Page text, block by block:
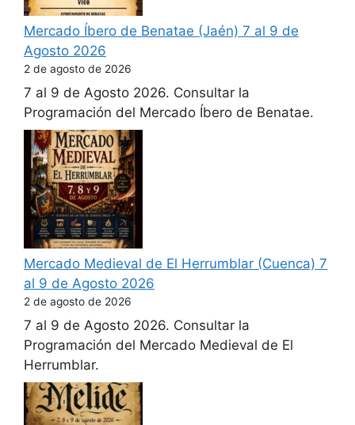
Mercado Íbero de Benatae (Jaén) 7 al 9 de
Agosto 2026
2 de agosto de 2026
7 al 9 de Agosto 2026. Consultar la
Programación del Mercado Íbero de Benatae.
Mercado Medieval de El Herrumblar (Cuenca) 7
al 9 de Agosto 2026
2 de agosto de 2026
7 al 9 de Agosto 2026. Consultar la
Programación del Mercado Medieval de El
Herrumblar.